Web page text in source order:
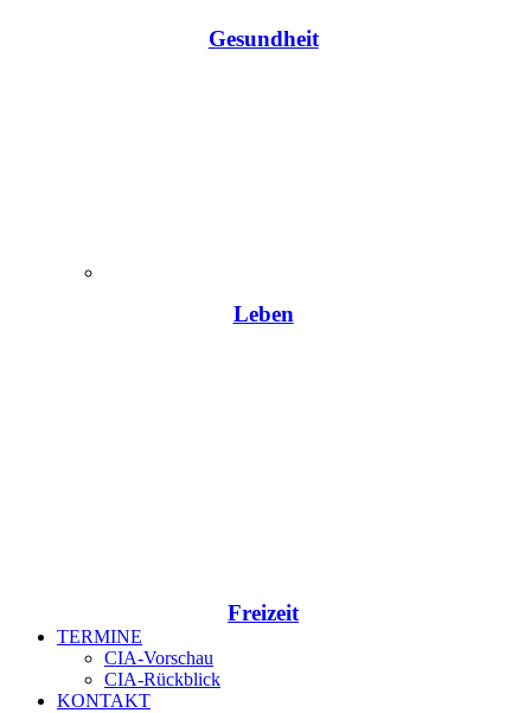
Gesundheit
Leben
Freizeit
TERMINE
CIA-Vorschau
CIA-Rückblick
KONTAKT